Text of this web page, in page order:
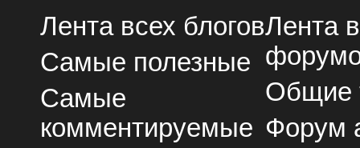
Лента всех блогов
Самые полезные
Самые
комментируемые
Лента
Общие
Форум